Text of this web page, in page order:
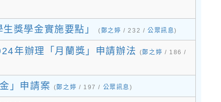
獎學金實施要點」 (鄭之婷 / 232 / 公眾訊息)
年辦理「月蘭獎」申請辦法 (鄭之婷 / 186 /
」申請案 (鄭之婷 / 197 / 公眾訊息)